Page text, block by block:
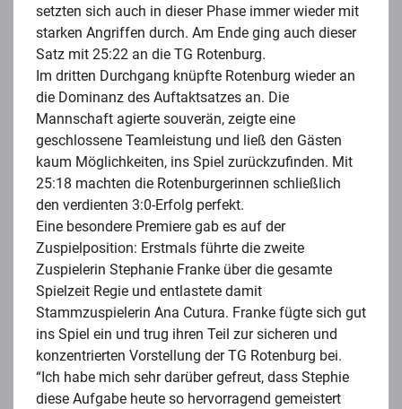
setzten sich auch in dieser Phase immer wieder mit
starken Angriffen durch. Am Ende ging auch dieser
Satz mit 25:22 an die TG Rotenburg.
Im dritten Durchgang knüpfte Rotenburg wieder an
die Dominanz des Auftaktsatzes an. Die
Mannschaft agierte souverän, zeigte eine
geschlossene Teamleistung und ließ den Gästen
kaum Möglichkeiten, ins Spiel zurückzufinden. Mit
25:18 machten die Rotenburgerinnen schließlich
den verdienten 3:0-Erfolg perfekt.
Eine besondere Premiere gab es auf der
Zuspielposition: Erstmals führte die zweite
Zuspielerin Stephanie Franke über die gesamte
Spielzeit Regie und entlastete damit
Stammzuspielerin Ana Cutura. Franke fügte sich gut
ins Spiel ein und trug ihren Teil zur sicheren und
konzentrierten Vorstellung der TG Rotenburg bei.
“Ich habe mich sehr darüber gefreut, dass Stephie
diese Aufgabe heute so hervorragend gemeistert